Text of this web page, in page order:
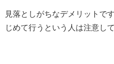
見落としがちなデメリットで
じめて行うという人は注意し